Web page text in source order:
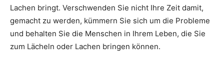
Lachen bringt. Verschwenden Sie nicht Ihre Zeit damit,
gemacht zu werden, kümmern Sie sich um die Probleme
und behalten Sie die Menschen in Ihrem Leben, die Sie
zum Lächeln oder Lachen bringen können.